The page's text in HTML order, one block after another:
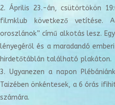
Április 23.-án, csütörtökön
filmklub következő
oroszlánok” című alkotás lesz.
lényegéről és a maradandó
hirdetőtáblán található plakáton.
Ugyanezen a napon
Taizében önkéntesek, a 6 órás
számára.